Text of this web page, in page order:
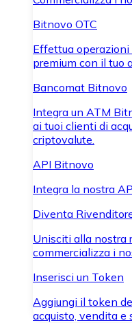
Bitnovo OTC
Effettua operazioni
premium con il tuo
Bancomat Bitnovo
Integra un ATM
ai tuoi clienti di
criptovalute.
API Bitnovo
Integra la nostra
Diventa
Unisciti alla nostra
commercializza i
Inserisci un Token
Aggiungi il token
acquisto, vendita e